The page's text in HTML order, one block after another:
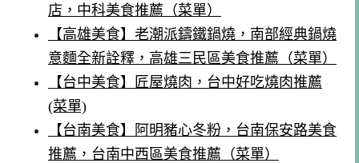
店，中科美食推薦（菜單）
【高雄美食】老潮派鑄鐵鍋燒，南部經典鍋燒
意麵全新詮釋，高雄三民區美食推薦（菜單）
【台中美食】匠屋燒肉，台中好吃燒肉推薦
(菜單)
【台南美食】阿明豬心冬粉，台南保安路美食
推薦，台南中西區美食推薦（菜單）